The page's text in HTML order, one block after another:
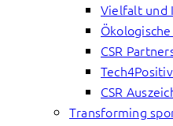
Vielfalt und
CSR
CSR
Transforming